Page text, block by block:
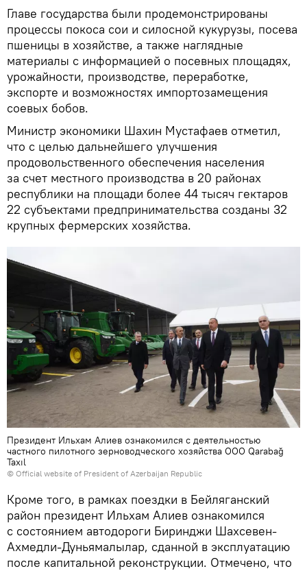
Главе государства были продемонстрированы
процессы покоса сои и силосной кукурузы, посева
пшеницы в хозяйстве, а также наглядные
материалы с информацией о посевных площадях,
урожайности, производстве, переработке,
экспорте и возможностях импортозамещения
соевых бобов.
Министр экономики Шахин Мустафаев отметил,
что с целью дальнейшего улучшения
продовольственного обеспечения населения
за счет местного производства в 20 районах
республики на площади более 44 тысяч гектаров
22 субъектами предпринимательства созданы 32
крупных фермерских хозяйства.
Президент Ильхам Алиев ознакомился с деятельностью
частного пилотного зерноводческого хозяйства ООО Qarabağ
Taxıl
© Official website of President of Azerbaijan Republic
Кроме того, в рамках поездки в Бейляганский
район президент Ильхам Алиев ознакомился
с состоянием автодороги Биринджи Шахсевен-
Ахмедли-Дуньямалылар, сданной в эксплуатацию
после капитальной реконструкции. Отмечено, что